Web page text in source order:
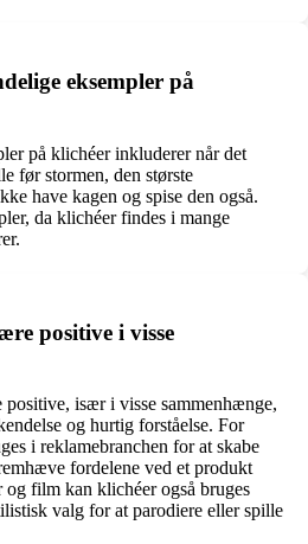
eksempler på
på klichéer inkluderer når det
før stormen, den største
have kagen og spise den også.
da klichéer findes i mange
positive i visse
især i visse sammenhænge,
og hurtig forståelse. For
i reklamebranchen for at skabe
fordelene ved et produkt
og film kan klichéer også bruges
valg for at parodiere eller spille